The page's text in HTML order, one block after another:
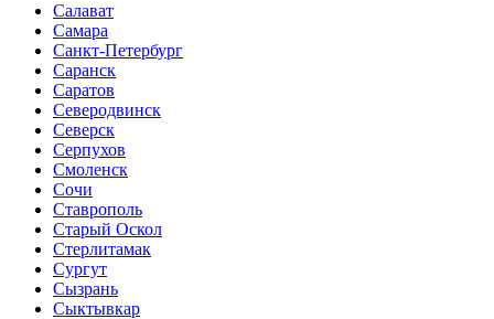
Салават
Самара
Санкт-Петербург
Саранск
Саратов
Северодвинск
Северск
Серпухов
Смоленск
Сочи
Ставрополь
Старый Оскол
Стерлитамак
Сургут
Сызрань
Сыктывкар